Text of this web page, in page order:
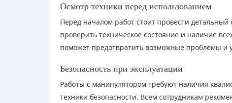
Осмотр техники перед использованием
Перед началом работ стоит провести
проверить техническое состояние и наличие
поможет предотвратить возможные проблемы и
Безопасность при эксплуатации
Работы с манипулятором требуют наличия
техники безопасности. Всем сотрудникам